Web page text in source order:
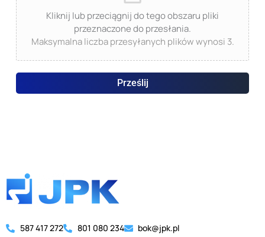
Kliknij lub przeciągnij do tego obszaru pliki
przeznaczone do przesłania.
Maksymalna liczba przesyłanych plików wynosi 3.
Prześlij
587 417 272 801 080 234
bok@jpk.pl